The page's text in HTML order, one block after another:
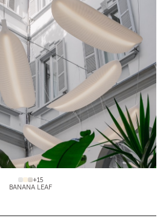
BANANA LEAF
+15